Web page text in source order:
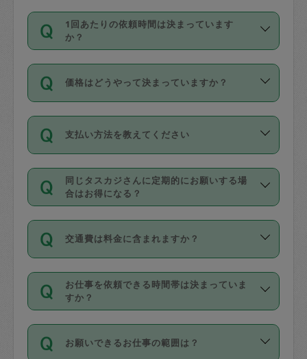
1回あたりの依頼時間は決まっています
か？
依頼1回につき3時間固定です。3時間を
超えて依頼したい場合は、延長機能をご
利用ください。機能をご利用いただくに
の上事前申請することが必要です。な
お、3時間を下回っても、値引き等はござ
いません。
価格はどうやって決まっていますか？
11種類の価格帯の中からタスカジさん自
身が価格を選んで設定しています。
タスカジさんの価格設定には最初は制限
があり、レビュー件数、レビューの平均
値、などで除々に設定可能な最高額が上
がっていく仕組みになっています。
支払い方法を教えてください
お支払方法はクレジットカード（Visa／
Master／JCB／AMERICAN EXPRESS／
Diners Club）のみとなります。
を行う際にご入力ください。プロフィー
ル登録時にはご入力いただかなくても大
丈夫です。
デビットカード・プリペイドカード（Vプ
リカ、au WALLETなど）は支払にはご利
銀行振込や現金払いも対応していませ
同じタスカジさんに定期的にお願いする場
合はお得になる？
依頼には「スポット」と「定期（毎週｜
隔週）」があり、「定期」の依頼は「ス
ポット」よりお得な料金でご利用できま
す。
定期の最低利用回数は設けていない代わ
りに、一定数を超えたキャンセルは有償
交通費は料金に含まれますか？
交通費は依頼料金とは別途発生し、依頼
料金のご請求と合わせてお支払いとなり
ます。交通費の金額は「依頼の詳細」に
お仕事を依頼できる時間帯は決まっていま
すか？
時間帯は3種類あります。いずれも１回あ
たり３時間です。
お願いできるお仕事の範囲は？